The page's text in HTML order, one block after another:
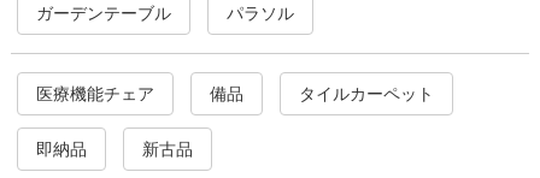
ガーデンテーブル パラソル
医療機能チェア 備品 タイルカーペット
即納品 新古品